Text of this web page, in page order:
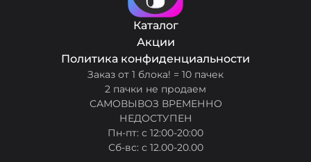
Каталог
Акции
Политика конфиденциальности
Заказ от 1 блока! = 10 пачек
2 пачки не продаем
САМОВЫВОЗ ВРЕМЕННО
НЕДОСТУПЕН
Пн-пт: с 12:00-20:00
Сб-вс: с 12.00-20.00